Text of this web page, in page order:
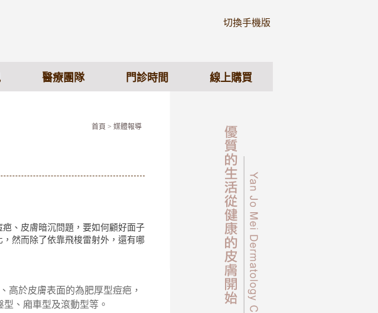
切換手機版
醫療團隊 門診時間 線上購買
首頁 > 媒體報導
、皮膚暗沉問題，要如何顧好面子
然而除了依靠飛梭雷射外，還有哪
高於皮膚表面的為肥厚型痘疤，
、廂車型及滾動型等。